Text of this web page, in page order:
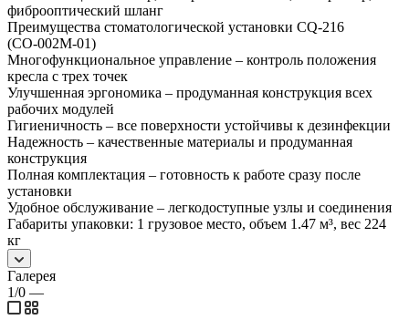
фиброоптический шланг
Преимущества стоматологической установки CQ-216
(СО-002М-01)
Многофункциональное управление – контроль положения
кресла с трех точек
Улучшенная эргономика – продуманная конструкция всех
рабочих модулей
Гигиеничность – все поверхности устойчивы к дезинфекции
Надежность – качественные материалы и продуманная
конструкция
Полная комплектация – готовность к работе сразу после
установки
Удобное обслуживание – легкодоступные узлы и соединения
Габариты упаковки: 1 грузовое место, объем 1.47 м³, вес 224
кг
Галерея
1/0 —